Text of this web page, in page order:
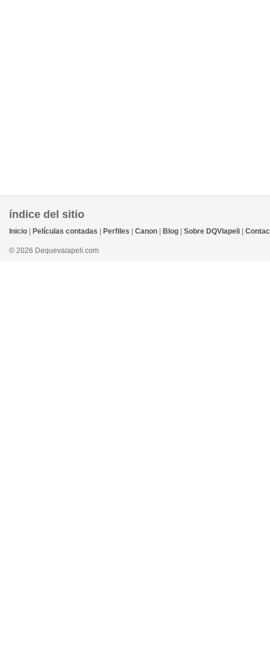
índice del sitio
Inicio Películas contadas Perfiles Canon Blog Sobre DQVlapeli
© 2026 Dequevalapeli.com